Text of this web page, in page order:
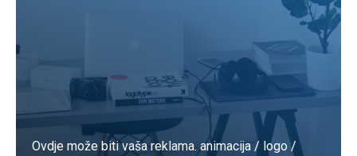
Ovdje može biti vaša reklama. animacija / logo /